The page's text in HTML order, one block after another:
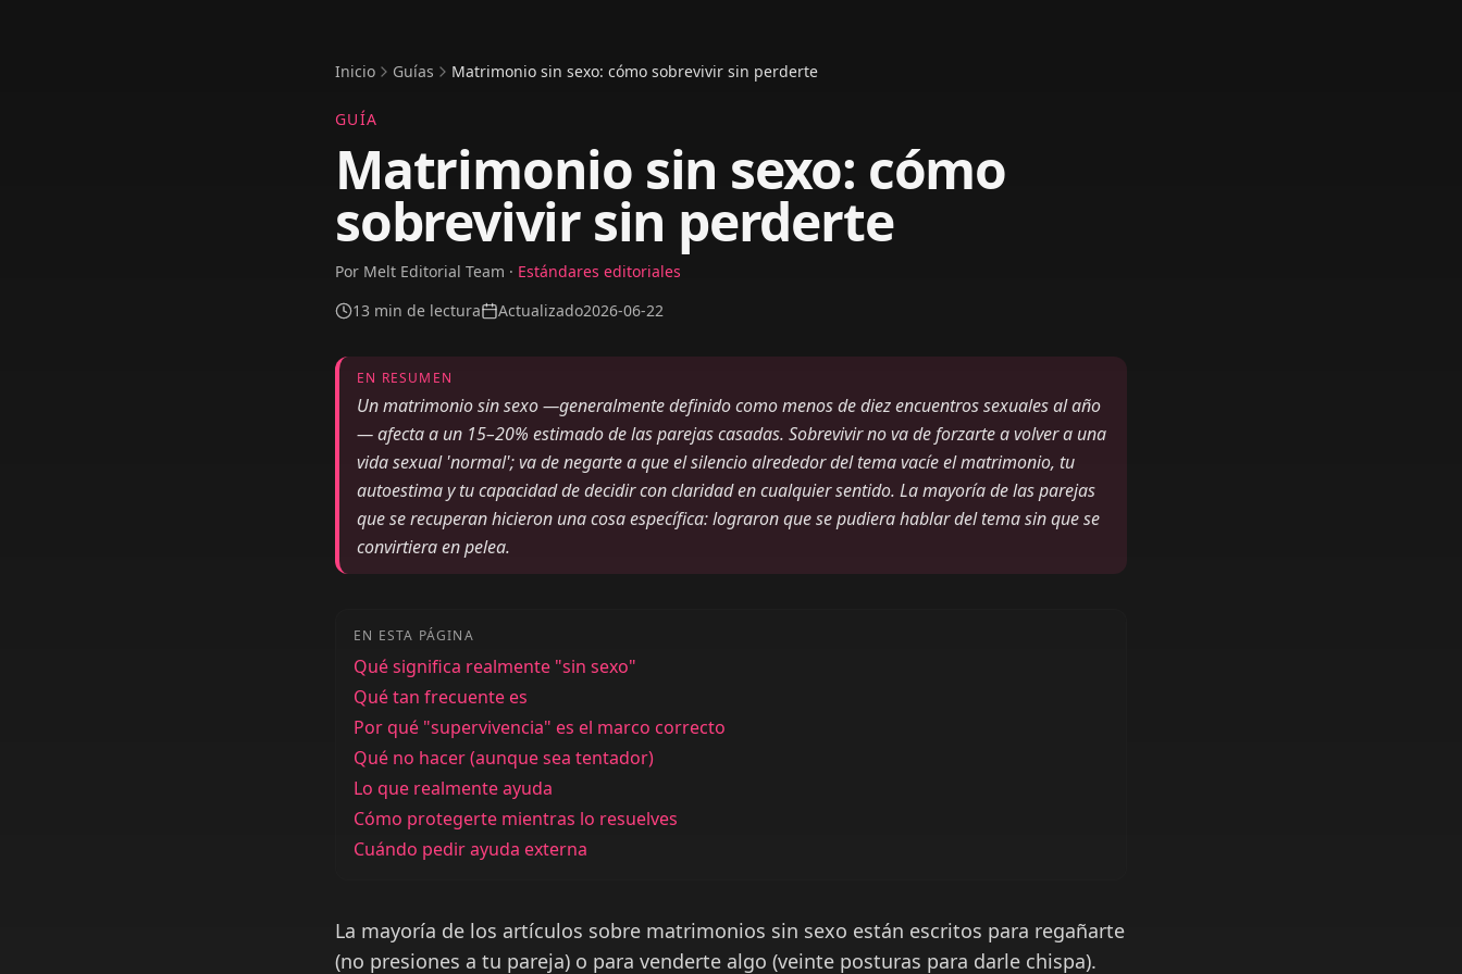
Inicio Guías Matrimonio sin sexo: cómo sobrevivir sin perderte
GUÍA
Matrimonio sin sexo: cómo
sobrevivir sin perderte
Por Melt Editorial Team · Estándares editoriales
13 min de lectura Actualizado2026-06-22
EN RESUMEN
Un matrimonio sin sexo —generalmente definido como menos de diez encuentros sexuales al año
— afecta a un 15–20% estimado de las parejas casadas. Sobrevivir no va de forzarte a volver a una
vida sexual 'normal'; va de negarte a que el silencio alrededor del tema vacíe el matrimonio, tu
autoestima y tu capacidad de decidir con claridad en cualquier sentido. La mayoría de las parejas
que se recuperan hicieron una cosa específica: lograron que se pudiera hablar del tema sin que se
convirtiera en pelea.
EN ESTA PÁGINA
Qué significa realmente "sin sexo"
Qué tan frecuente es
Por qué "supervivencia" es el marco correcto
Qué no hacer (aunque sea tentador)
Lo que realmente ayuda
Cómo protegerte mientras lo resuelves
Cuándo pedir ayuda externa
La mayoría de los artículos sobre matrimonios sin sexo están escritos para regañarte
(no presiones a tu pareja) o para venderte algo (veinte posturas para darle chispa).